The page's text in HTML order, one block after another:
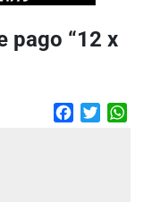
pago “12 x
Facebook